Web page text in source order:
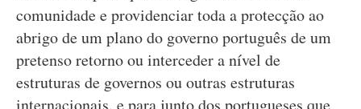
comunidade e providenciar toda a protecção ao
abrigo de um plano do governo português de um
pretenso retorno ou interceder a nível de
estruturas de governos ou outras estruturas
internacionais, e para junto dos portugueses que